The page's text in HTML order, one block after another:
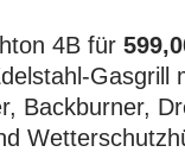
4B für
Gasgrill
Backburner,